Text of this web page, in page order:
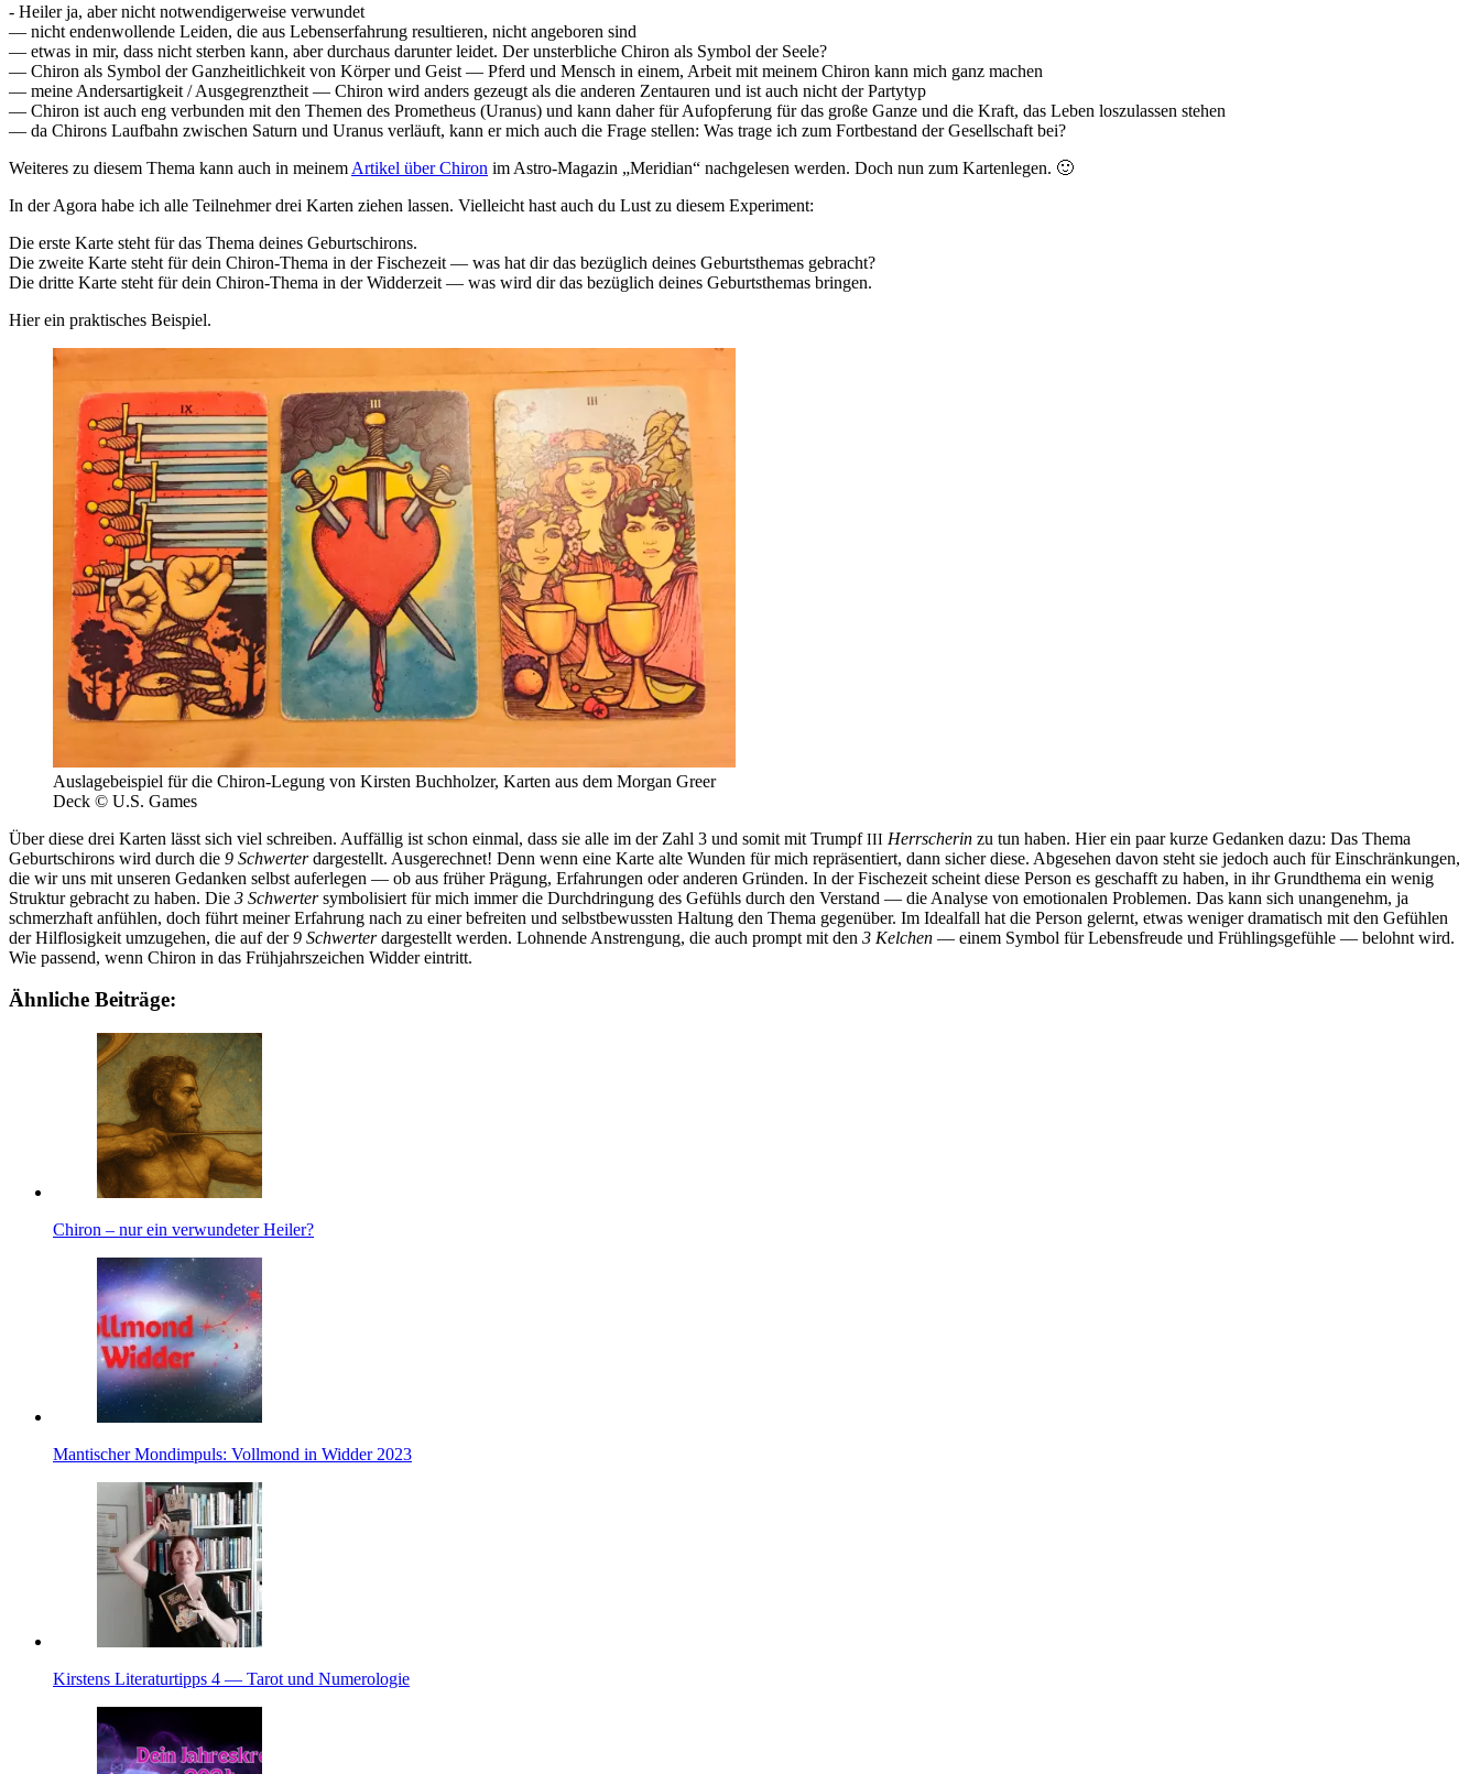
- Heiler ja, aber nicht not­wen­di­ger­weise verwundet
— nicht enden­wol­lende Leiden, die aus Lebens­er­fah­rung resul­tieren, nicht ange­boren sind
— etwas in mir, dass nicht sterben kann, aber durchaus dar­unter leidet. Der unsterb­liche Chiron als Symbol der Seele?
— Chiron als Symbol der Ganz­heit­lich­keit von Körper und Geist — Pferd und Mensch in einem, Arbeit mit meinem Chiron kann mich ganz machen
— meine Anders­ar­tig­keit / Aus­ge­grenzt­heit — Chiron wird anders gezeugt als die anderen Zen­tauren und ist auch nicht der Partytyp
— Chiron ist auch eng ver­bunden mit den Themen des Pro­me­theus (Uranus) und kann daher für Auf­op­fe­rung für das große Ganze und die Kraft, das Leben los­zu­lassen stehen
— da Chi­rons Lauf­bahn zwi­schen Saturn und Uranus ver­läuft, kann er mich auch die Frage stellen: Was trage ich zum Fort­be­stand der Gesell­schaft bei?
Wei­teres zu diesem Thema kann auch in meinem Artikel über Chiron im Astro-Magazin „Meri­dian“ nach­ge­lesen werden. Doch nun zum Kartenlegen. 🙂
In der Agora habe ich alle Teil­nehmer drei Karten ziehen lassen. Viel­leicht hast auch du Lust zu diesem Experiment:
Die erste Karte steht für das Thema deines Geburtschirons.
Die zweite Karte steht für dein Chiron-Thema in der Fische­zeit — was hat dir das bezüg­lich deines Geburts­themas gebracht?
Die dritte Karte steht für dein Chiron-Thema in der Wid­der­zeit — was wird dir das bezüg­lich deines Geburts­themas bringen.
Hier ein prak­ti­sches Beispiel.
Aus­la­ge­bei­spiel für die Chiron-Legung von Kir­sten Buch­holzer, Karten aus dem Morgan Greer
Deck © U.S. Games
Über diese drei Karten lässt sich viel schreiben. Auf­fällig ist schon einmal, dass sie alle im der Zahl 3 und somit mit TrumpfIII Herr­scherin zu tun haben. Hier ein paar kurze Gedanken dazu: Das Thema
Geburtschi­rons wird durch die 9 Schwerterdar­ge­stellt. Aus­ge­rechnet! Denn wenn eine Karte alte Wunden für mich reprä­sen­tiert, dann sicher diese. Abge­sehen davon steht sie jedoch auch für Ein­schrän­kungen,
die wir uns mit unseren Gedanken selbst auf­er­legen — ob aus früher Prä­gung, Erfah­rungen oder anderen Gründen. In der Fische­zeit scheint diese Person es geschafft zu haben, in ihr Grund­thema ein wenig
Struktur gebracht zu haben. Die 3 Schwertersym­bo­li­siert für mich immer die Durch­drin­gung des Gefühls durch den Ver­stand — die Ana­lyse von emo­tio­nalen Pro­blemen. Das kann sich unan­ge­nehm, ja
schmerz­haft anfühlen, doch führt meiner Erfah­rung nach zu einer befreiten und selbst­be­wussten Hal­tung den Thema gegen­über. Im Ide­al­fall hat die Person gelernt, etwas weniger dra­ma­tisch mit den Gefühlen
der Hilf­lo­sig­keit umzu­gehen, die auf der9 Schwerterdar­ge­stellt werden. Loh­nende Anstren­gung, die auch prompt mit den 3 Kel­chen — einem Symbol für Lebens­freude und Früh­lings­ge­fühle — belohnt wird.
Wie pas­send, wenn Chiron in das Früh­jahrs­zei­chen Widder eintritt.
Ähnliche Beiträge:
Chiron – nur ein ver­wun­deter Heiler?
Man­ti­scher Mond­im­puls: Voll­mond in Widder 2023
Kir­stens Lite­ra­tur­tipps 4 — Tarot und Numerologie